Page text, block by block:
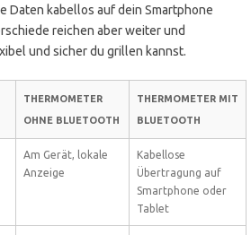
Daten kabellos auf dein Smartphone
reichen aber weiter und
und sicher du grillen kannst.
THERMOMETER
OHNE BLUETOOTH
THERMOMETER MIT
BLUETOOTH
Am Gerät, lokale
Anzeige
Kabellose
Übertragung auf
Smartphone oder
Tablet